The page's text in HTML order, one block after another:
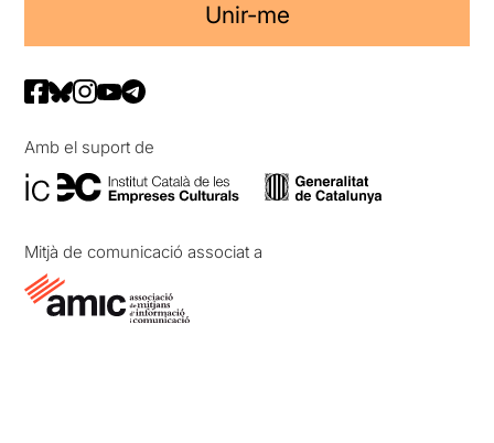
Unir-me
Amb el suport de
Mitjà de comunicació associat a